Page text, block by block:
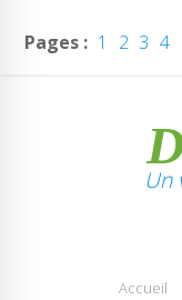
Pages : 1 2 3 4
Un
Accueil